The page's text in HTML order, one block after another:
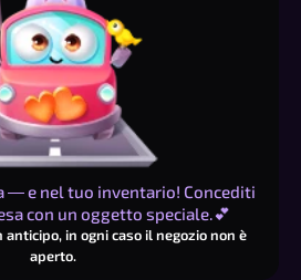
— e nel tuo inventario! Concediti
con un oggetto speciale.💕
anticipo, in ogni caso il negozio non è
aperto.